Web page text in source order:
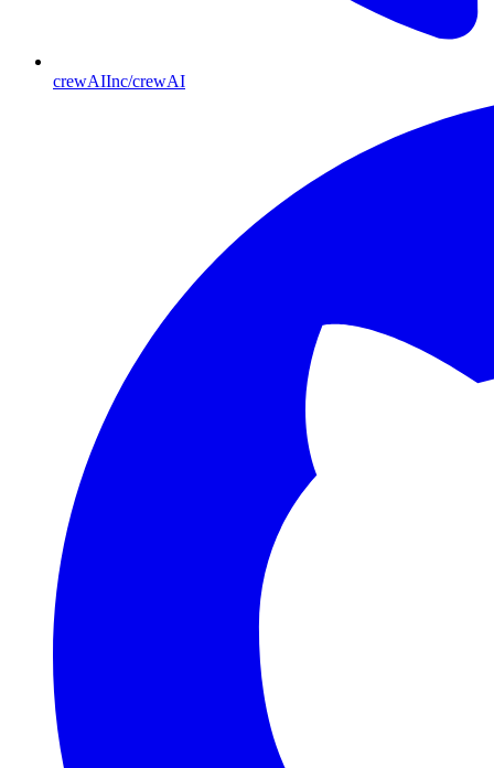
crewAIInc/crewAI